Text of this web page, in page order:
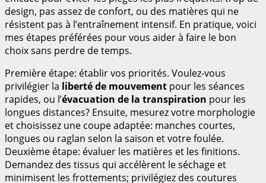
design, pas assez de confort, ou des matières qui ne
résistent pas à l’entraînement intensif. En pratique, voici
mes étapes préférées pour vous aider à faire le bon
choix sans perdre de temps.
Première étape: établir vos priorités. Voulez-vous
privilégier la liberté de mouvement pour les séances
rapides, ou l’évacuation de la transpiration pour les
longues distances? Ensuite, mesurez votre morphologie
et choisissez une coupe adaptée: manches courtes,
longues ou raglan selon la saison et votre foulée.
Deuxième étape: évaluer les matières et les finitions.
Demandez des tissus qui accélèrent le séchage et
minimisent les frottements; privilégiez des coutures